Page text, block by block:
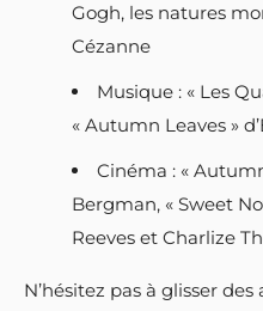
Gogh, les natures
Cézanne
Musique : « Les
« Autumn Leaves »
Cinéma : «
Bergman, « Sweet
Reeves et Charlize
N’hésitez pas à glisser